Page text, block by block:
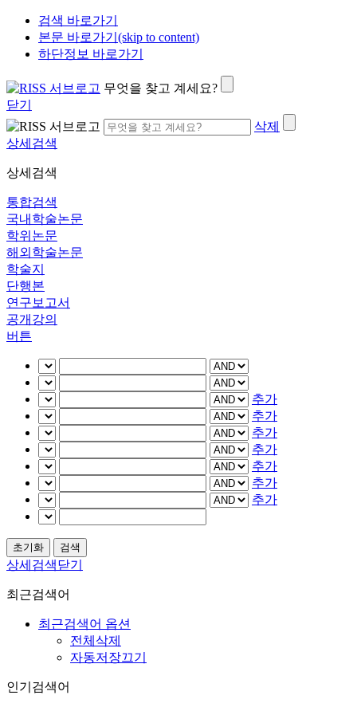
검색 바로가기
본문 바로가기(skip to content)
하단정보 바로가기
무엇을 찾고 계세요?
닫기
삭제
상세검색
상세검색
통합검색
국내학술논문
학위논문
해외학술논문
학술지
단행본
연구보고서
공개강의
버튼
추가
추가
추가
추가
추가
추가
추가
상세검색닫기
최근검색어
최근검색어 옵션
전체삭제
자동저장끄기
인기검색어